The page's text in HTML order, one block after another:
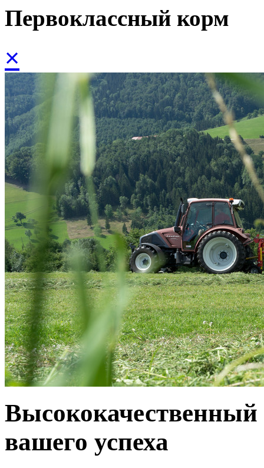
Первоклассный корм
×
вашего успеха